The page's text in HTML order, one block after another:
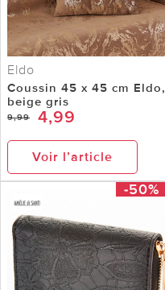
Eldo
Coussin 45 x 45 cm Eldo,
beige gris
9,99 4,99
Voir l’article
-50%